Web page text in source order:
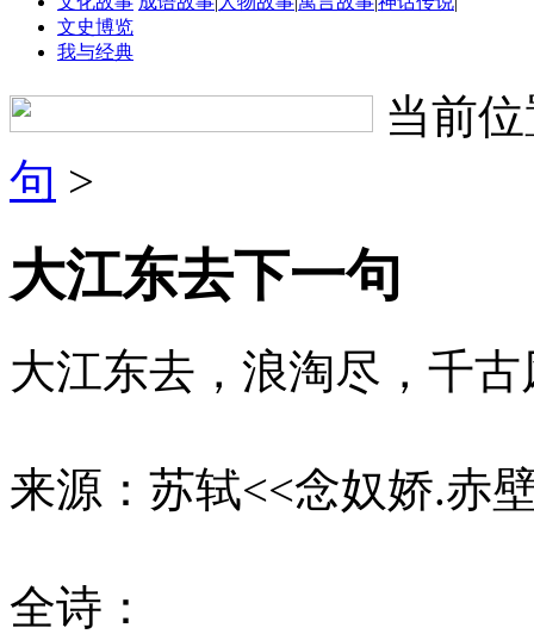
文史博览
我与经典
当前
句 >
大江东去下一句
大江东去，浪淘尽，千
来源：苏轼<<念奴娇.赤
全诗：